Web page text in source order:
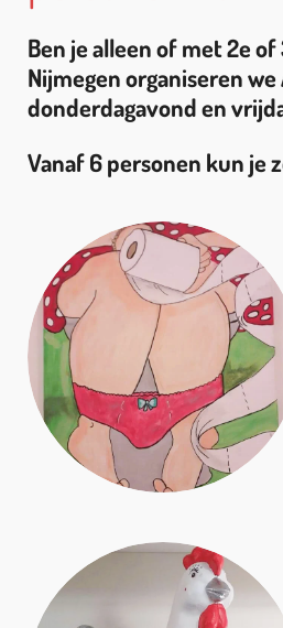
Ben je alleen of met 2e
Nijmegen organiseren
donderdagavond en
Vanaf 6 personen kun je